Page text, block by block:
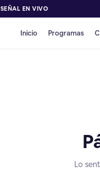
SEÑAL EN VIVO
Inicio Programas
Lo